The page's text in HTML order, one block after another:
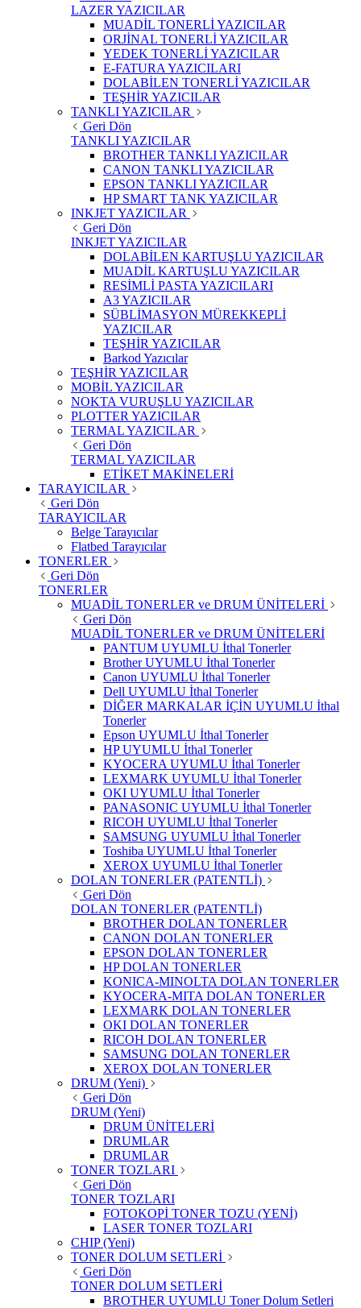
LAZER YAZICILAR
MUADİL TONERLİ YAZICILAR
ORJİNAL TONERLİ YAZICILAR
YEDEK TONERLİ YAZICILAR
E-FATURA YAZICILARI
DOLABİLEN TONERLİ YAZICILAR
TEŞHİR YAZICILAR
TANKLI YAZICILAR
Geri Dön
TANKLI YAZICILAR
BROTHER TANKLI YAZICILAR
CANON TANKLI YAZICILAR
EPSON TANKLI YAZICILAR
HP SMART TANK YAZICILAR
INKJET YAZICILAR
Geri Dön
INKJET YAZICILAR
DOLABİLEN KARTUŞLU YAZICILAR
MUADİL KARTUŞLU YAZICILAR
RESİMLİ PASTA YAZICILARI
A3 YAZICILAR
SÜBLİMASYON MÜREKKEPLİ
YAZICILAR
TEŞHİR YAZICILAR
Barkod Yazıcılar
TEŞHİR YAZICILAR
MOBİL YAZICILAR
NOKTA VURUŞLU YAZICILAR
PLOTTER YAZICILAR
TERMAL YAZICILAR
Geri Dön
TERMAL YAZICILAR
ETİKET MAKİNELERİ
TARAYICILAR
Geri Dön
TARAYICILAR
Belge Tarayıcılar
Flatbed Tarayıcılar
TONERLER
Geri Dön
TONERLER
MUADİL TONERLER ve DRUM ÜNİTELERİ
Geri Dön
MUADİL TONERLER ve DRUM ÜNİTELERİ
PANTUM UYUMLU İthal Tonerler
Brother UYUMLU İthal Tonerler
Canon UYUMLU İthal Tonerler
Dell UYUMLU İthal Tonerler
DİĞER MARKALAR İÇİN UYUMLU İthal
Tonerler
Epson UYUMLU İthal Tonerler
HP UYUMLU İthal Tonerler
KYOCERA UYUMLU İthal Tonerler
LEXMARK UYUMLU İthal Tonerler
OKI UYUMLU İthal Tonerler
PANASONIC UYUMLU İthal Tonerler
RICOH UYUMLU İthal Tonerler
SAMSUNG UYUMLU İthal Tonerler
Toshiba UYUMLU İthal Tonerler
XEROX UYUMLU İthal Tonerler
DOLAN TONERLER (PATENTLİ)
Geri Dön
DOLAN TONERLER (PATENTLİ)
BROTHER DOLAN TONERLER
CANON DOLAN TONERLER
EPSON DOLAN TONERLER
HP DOLAN TONERLER
KONICA-MINOLTA DOLAN TONERLER
KYOCERA-MITA DOLAN TONERLER
LEXMARK DOLAN TONERLER
OKI DOLAN TONERLER
RICOH DOLAN TONERLER
SAMSUNG DOLAN TONERLER
XEROX DOLAN TONERLER
DRUM (Yeni)
Geri Dön
DRUM (Yeni)
DRUM ÜNİTELERİ
DRUMLAR
DRUMLAR
TONER TOZLARI
Geri Dön
TONER TOZLARI
FOTOKOPİ TONER TOZU (YENİ)
LASER TONER TOZLARI
CHIP (Yeni)
TONER DOLUM SETLERİ
Geri Dön
TONER DOLUM SETLERİ
BROTHER UYUMLU Toner Dolum Setleri